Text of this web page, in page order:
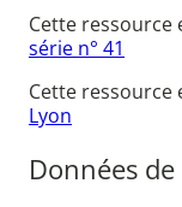
Cette ressource
série n° 41
Cette ressource
Lyon
Données